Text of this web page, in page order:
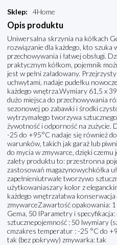
Sklep: 4Home
Opis produktu
Uniwersalna skrzynia na kółkach
rozwiązanie dla każdego, kto szuka
przechowywania i łatwej obsługi.
praktycznym kółkom, pojemnik
jest w pełni załadowany.
uchwytami, nadaje pudełku
każdego wnętrza.Wymiary 61,5 x
dużo miejsca do przechowywania
sezonowej po zabawki i środki
wytrzymałego tworzywa
żywotność i odporność na zużycie.
-25 do +95°C nadaje się również
warunków, takich jak garaż lub
do mycia w zmywarce, dzięki
zalety produktu to: przestronna
zastosowań magazynowychkółka
zapełnieniutrwałe tworzywo
użytkowaniaszary kolor z
każdego wnętrzałatwa
zmywarceZawartość opakowania:
Gema, 50 lParametry i
sztucznepojemność : 50 lwymiary
cmzakres temperatur : -25 °C do
tak (bez pokrywy) zmywarka: tak